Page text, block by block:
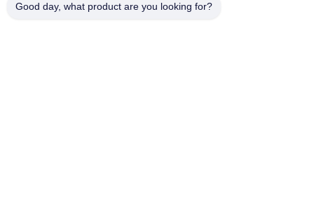
Good day, what product are you looking for?